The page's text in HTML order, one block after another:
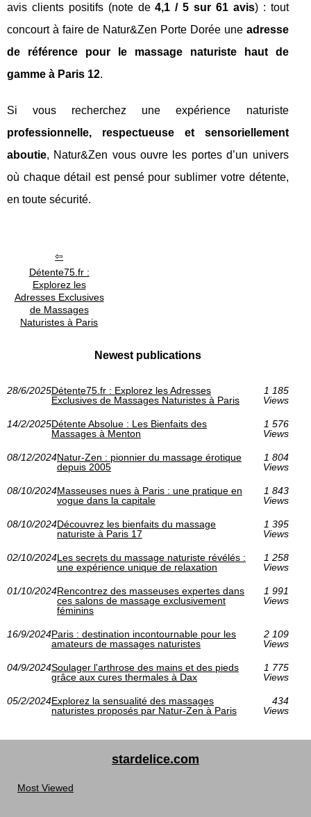
avis clients positifs (note de4,1 / 5 sur 61 avis) : tout
concourt à faire de Natur&Zen Porte Dorée une adresse
de référence pour le massage naturiste haut de
gamme à Paris 12.
Si vous recherchez une expérience naturiste
professionnelle, respectueuse et sensoriellement
aboutie, Natur&Zen vous ouvre les portes d’un univers
où chaque détail est pensé pour sublimer votre détente,
en toute sécurité.
Détente75.fr :
Explorez les
Adresses Exclusives
de Massages
Naturistes à Paris
Newest publications
28/6/2025Détente75.fr : Explorez les Adresses
Exclusives de Massages Naturistes à Paris
1 185
Views
14/2/2025Détente Absolue : Les Bienfaits des
Massages à Menton
1 576
Views
08/12/2024Natur-Zen : pionnier du massage érotique
depuis 2005
1 804
Views
08/10/2024Masseuses nues à Paris : une pratique en
vogue dans la capitale
1 843
Views
08/10/2024Découvrez les bienfaits du massage
naturiste à Paris 17
1 395
Views
02/10/2024Les secrets du massage naturiste révélés :
une expérience unique de relaxation
1 258
Views
01/10/2024Rencontrez des masseuses expertes dans
ces salons de massage exclusivement
féminins
1 991
Views
16/9/2024Paris : destination incontournable pour les
amateurs de massages naturistes
2 109
Views
04/9/2024Soulager l'arthrose des mains et des pieds
grâce aux cures thermales à Dax
1 775
Views
05/2/2024Explorez la sensualité des massages
naturistes proposés par Natur-Zen à Paris
434
Views
stardelice.com
Most Viewed